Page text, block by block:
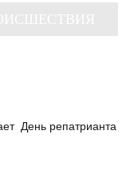
День репатрианта